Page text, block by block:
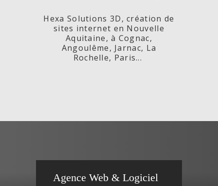
Hexa Solutions 3D, création de
sites internet en Nouvelle
Aquitaine, à Cognac,
Angoulême, Jarnac, La
Rochelle, Paris...
Agence Web & Logiciel